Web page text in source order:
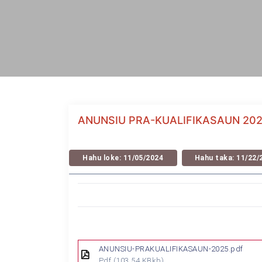
ANUNSIU PRA-KUALIFIKASAUN
Hahu loke: 11/05/2024 Hahu taka: 11/22/
ANUNSIU-PRAKUALIFIKASAUN-2025.pdf